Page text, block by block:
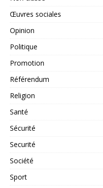
Œuvres sociales
Opinion
Politique
Promotion
Référendum
Religion
Santé
Sécurité
Securité
Société
Sport